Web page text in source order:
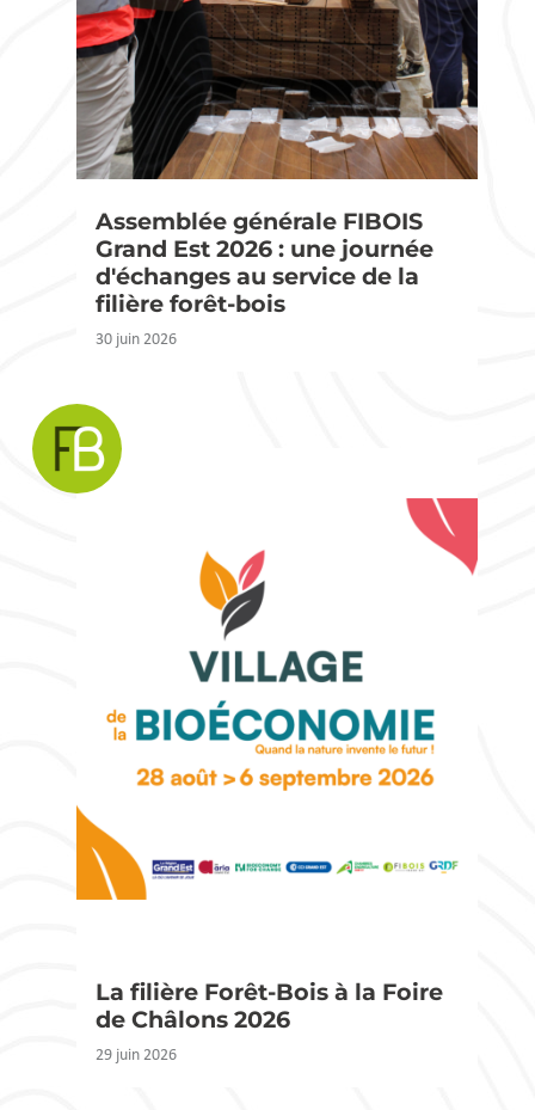
Assemblée générale FIBOIS
Grand Est 2026 : une journée
d'échanges au service de la
filière forêt-bois
30 juin 2026
La filière Forêt-Bois à la Foire
de Châlons 2026
29 juin 2026